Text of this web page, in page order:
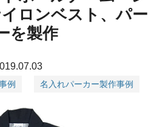
ロンベスト、パー
を製作
例 名入れパーカー製作事例